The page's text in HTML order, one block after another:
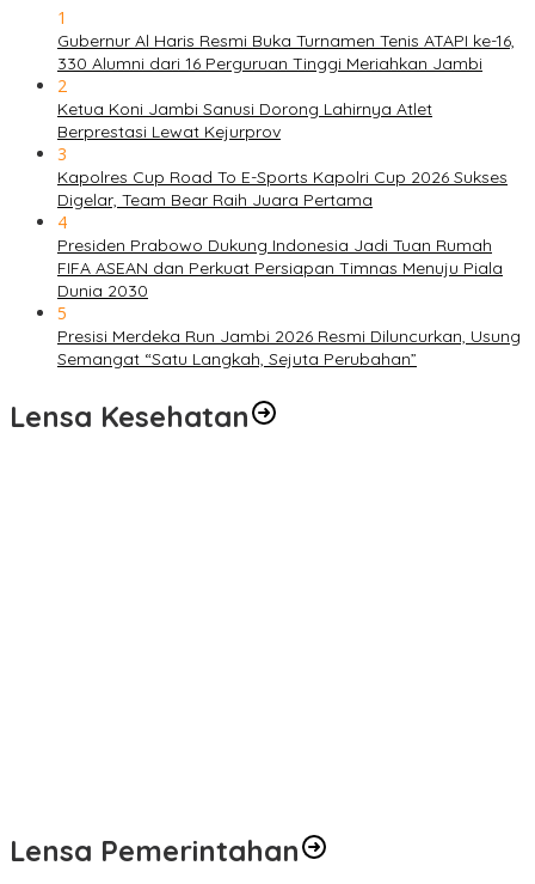
1
Gubernur Al Haris Resmi Buka Turnamen Tenis ATAPI ke-16,
330 Alumni dari 16 Perguruan Tinggi Meriahkan Jambi
2
Ketua Koni Jambi Sanusi Dorong Lahirnya Atlet
Berprestasi Lewat Kejurprov
3
Kapolres Cup Road To E-Sports Kapolri Cup 2026 Sukses
Digelar, Team Bear Raih Juara Pertama
4
Presiden Prabowo Dukung Indonesia Jadi Tuan Rumah
FIFA ASEAN dan Perkuat Persiapan Timnas Menuju Piala
Dunia 2030
5
Presisi Merdeka Run Jambi 2026 Resmi Diluncurkan, Usung
Semangat “Satu Langkah, Sejuta Perubahan”
Lensa Kesehatan
Lensa Pemerintahan